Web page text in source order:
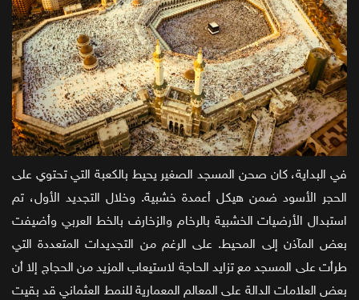
في البداية، كان صحن المسجد الصغير يحيط بالكعبة التي تحتوي على
الحجر الأسود ضمن هيكل أعمدة خشبية. وخلال التجديد الأول، تم
استبدال الأرضيات الخشبية بالرخام والزخارف بالخط العربي وأضيفت
بعض المآذن إلى المحيط. على الرغم من التجديدات المتعددة التي
طرأت على المسجد مع تزايد الحاجة لاستيعاب المزيد من الحجاج إلا أن
بعض العلامات الدالة على المعالم المعمارية للنمط العثماني قد بقيت